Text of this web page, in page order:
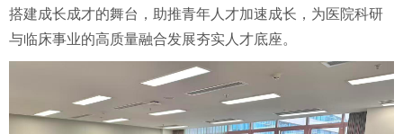
搭建成长成才的舞台，助推青年人才加速成长，为医院科研
与临床事业的高质量融合发展夯实人才底座。